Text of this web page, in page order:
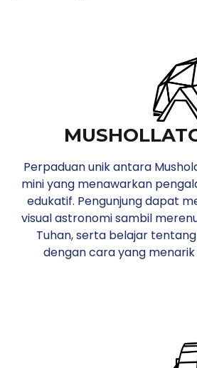
Perpaduan unik antara
mini yang menawarkan
edukatif. Pengunjung dapat
visual astronomi sambil
Tuhan, serta belajar
dengan cara yang